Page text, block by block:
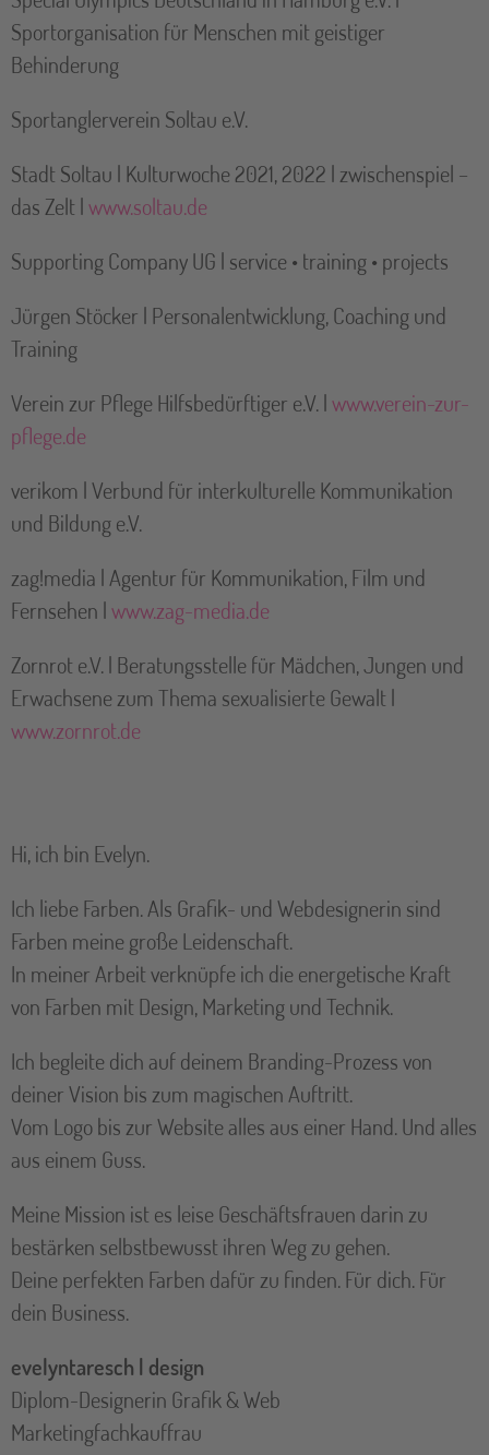
Sportorganisation für Menschen mit geistiger
Behinderung
Sportanglerverein Soltau e.V.
Stadt Soltau | Kulturwoche 2021, 2022 | zwischenspiel –
das Zelt |www.soltau.de
Supporting Company UG | service • training • projects
Jürgen Stöcker | Personalentwicklung, Coaching und
Training
Verein zur Pflege Hilfsbedürftiger e.V. |www.verein-zur-
pflege.de
verikom | Verbund für interkulturelle Kommunikation
und Bildung e.V.
zag!media | Agentur für Kommunikation, Film und
Fernsehen |www.zag-media.de
Zornrot e.V. | Beratungsstelle für Mädchen, Jungen und
Erwachsene zum Thema sexualisierte Gewalt |
www.zornrot.de
Hi, ich bin Evelyn.
Ich liebe Farben. Als Grafik- und Webdesignerin sind
Farben meine große Leidenschaft.
In meiner Arbeit verknüpfe ich die energetische Kraft
von Farben mit Design, Marketing und Technik.
Ich begleite dich auf deinem Branding-Prozess von
deiner Vision bis zum magischen Auftritt.
Vom Logo bis zur Website alles aus einer Hand. Und alles
aus einem Guss.
Meine Mission ist es leise Geschäftsfrauen darin zu
bestärken selbstbewusst ihren Weg zu gehen.
Deine perfekten Farben dafür zu finden. Für dich. Für
dein Business.
evelyntaresch | design
Diplom-Designerin Grafik & Web
Marketingfachkauffrau